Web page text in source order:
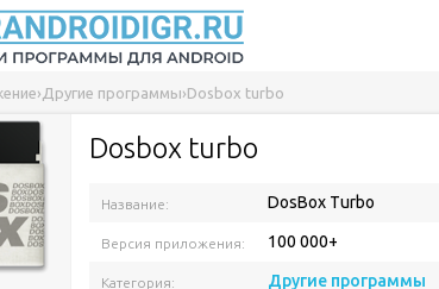
› Другие программы›Dosbox turbo
Dosbox turbo
Название: DosBox Turbo
Версия приложения: 100 000+
Категория: Другие программы